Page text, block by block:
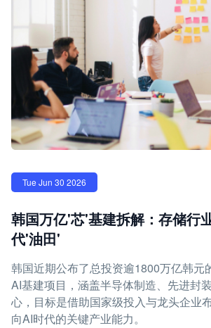
Tue Jun 30 2026
韩国万亿'芯'基建拆解：存储行
代'油田'
韩国近期公布了总投资逾1800万亿韩元
AI基建项目，涵盖半导体制造、先进封
心，目标是借助国家级投入与龙头企业
向AI时代的关键产业能力。